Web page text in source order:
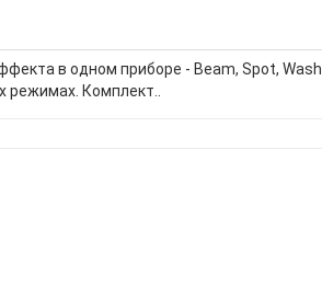
в одном приборе - Beam, Spot, Wash.
Комплект..